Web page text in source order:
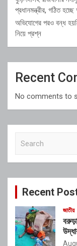
প্রধানমন্ত্রীর, গঠিত
অভিযোগের পরও বন্ধ
নিয়ে প্রশ্ন
Recent
No comments to
c
Recent
জাতীয়